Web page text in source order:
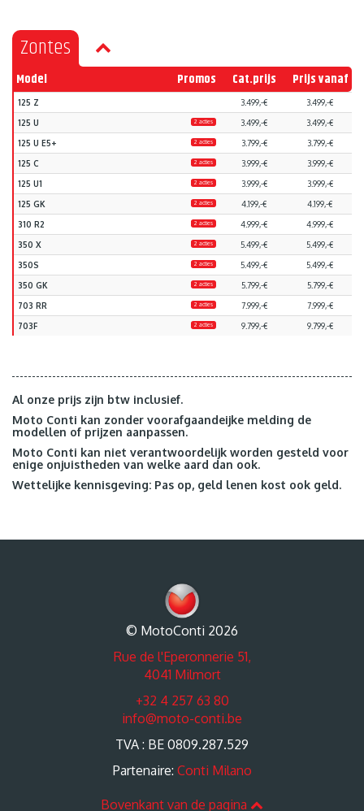
Zontes
Model Promos Cat.prijs Prijs vanaf
125 Z 3.499,-€ 3.499,-€
125 U 2 acties 3.499,-€ 3.499,-€
125 U E5+ 2 acties 3.799,-€ 3.799,-€
125 C 2 acties 3.999,-€ 3.999,-€
125 U1 2 acties 3.999,-€ 3.999,-€
125 GK 2 acties 4.199,-€ 4.199,-€
310 R2 2 acties 4.999,-€ 4.999,-€
350 X 2 acties 5.499,-€ 5.499,-€
350S 2 acties 5.499,-€ 5.499,-€
350 GK 2 acties 5.799,-€ 5.799,-€
703 RR 2 acties 7.999,-€ 7.999,-€
703F 2 acties 9.799,-€ 9.799,-€
Al onze prijs zijn btw inclusief.
Moto Conti kan zonder voorafgaandeijke melding de
modellen of prijzen aanpassen.
Moto Conti kan niet verantwoordelijk worden gesteld voor
enige onjuistheden van welke aard dan ook.
Wettelijke kennisgeving: Pas op, geld lenen kost ook geld.
© MotoConti 2026
Rue de l'Eperonnerie 51,
4041 Milmort
+32 4 257 63 80
info@moto-conti.be
TVA : BE 0809.287.529
Partenaire: Conti Milano
Bovenkant van de pagina